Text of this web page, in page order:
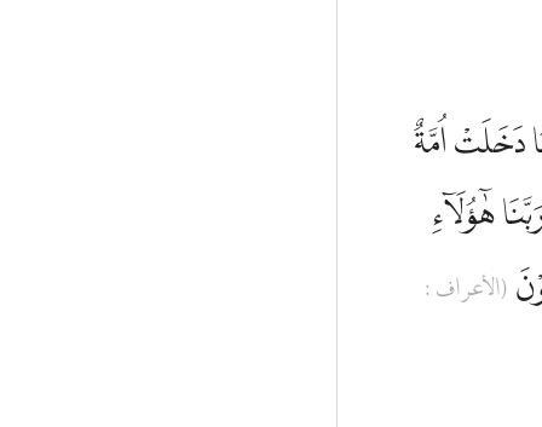
دَخَلَتْ اُمَّةٌ
هٰٓؤُلَاۤءِ
(الأعراف :